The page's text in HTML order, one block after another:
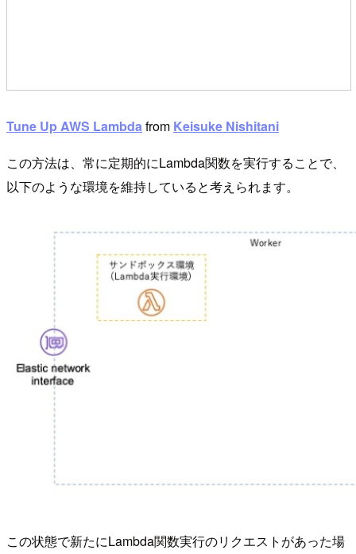
Tune Up AWS Lambda from Keisuke Nishitani
この方法は、常に定期的にLambda関数を実行することで、
以下のような環境を維持していると考えられます。
この状態で新たにLambda関数実行のリクエストがあった場